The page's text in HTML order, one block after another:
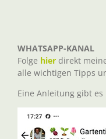
WHATSAPP-KANAL
Folge hier direkt
alle wichtigen Tipps
Eine Anleitung gibt es